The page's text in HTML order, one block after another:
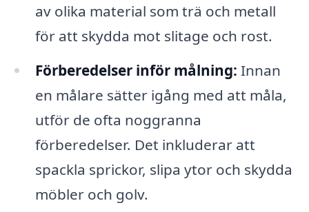
av olika material som trä och metall
för att skydda mot slitage och rost.
Förberedelser inför målning: Innan
en målare sätter igång med att måla,
utför de ofta noggranna
förberedelser. Det inkluderar att
spackla sprickor, slipa ytor och skydda
möbler och golv.